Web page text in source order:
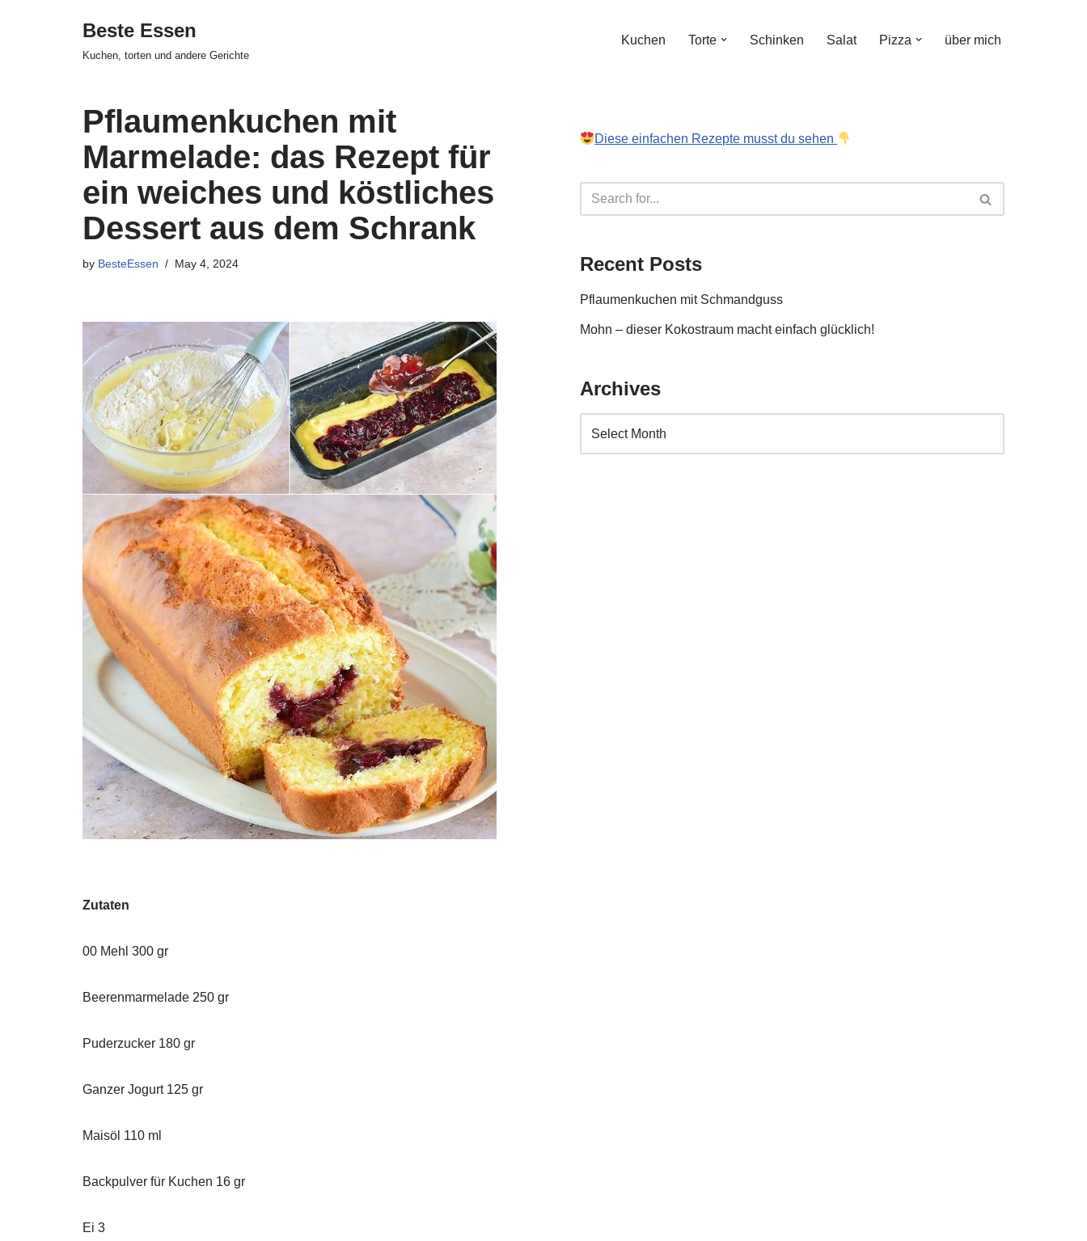
Beste Essen
Kuchen, torten und andere Gerichte
Kuchen Torte Schinken Salat Pizza über mich
Pflaumenkuchen mit
Marmelade: das Rezept für
ein weiches und köstliches
Dessert aus dem Schrank
by BesteEssen May 4, 2024
Zutaten
00 Mehl 300 gr
Beerenmarmelade 250 gr
Puderzucker 180 gr
Ganzer Jogurt 125 gr
Maisöl 110 ml
Backpulver für Kuchen 16 gr
Ei 3
Diese einfachen Rezepte musst du sehen
Recent Posts
Pflaumenkuchen mit Schmandguss
Mohn – dieser Kokostraum macht einfach glücklich!
Archives